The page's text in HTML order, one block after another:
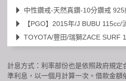
中性鑽戒-天然真鑽-10分鑽戒 925
【PGO】2015年/J BUBU 115cc/消光
TOYOTA/豐田/瑞獅ZACE SURF
計息方式：利率部份也是依照政府規定
準利息，以一個月計算一次。借款金額